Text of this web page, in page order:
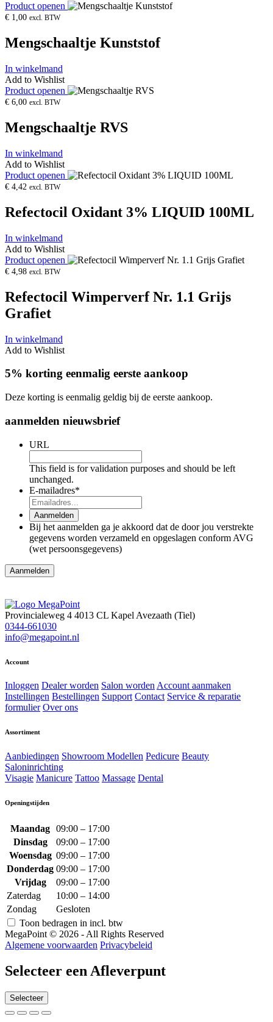
Product openen
€ 1,00 excl. BTW
Mengschaaltje Kunststof
In winkelmand
Add to Wishlist
Product openen
€ 6,00 excl. BTW
Mengschaaltje RVS
In winkelmand
Add to Wishlist
Product openen
€ 4,42 excl. BTW
Refectocil Oxidant 3% LIQUID 100ML
In winkelmand
Add to Wishlist
Product openen
€ 4,98 excl. BTW
Refectocil Wimperverf Nr. 1.1 Grijs
Grafiet
In winkelmand
Add to Wishlist
5% korting eenmalig eerste aankoop
Deze korting is eenmalig geldig bij de eerste aankoop.
aanmelden nieuwsbrief
URL
This field is for validation purposes and should be left
unchanged.
E-mailadres*
Aanmelden
Bij het aanmelden ga je akkoord dat de door jou verstrekte
gegevens worden verzameld en opgeslagen conform AVG
(wet persoonsgegevens)
Aanmelden
Provincialeweg 4 4013 CL Kapel Avezaath (Tiel)
0344-661030
info@megapoint.nl
Account
Inloggen Dealer worden Salon wordenAccount aanmaken
Instellingen Bestellingen Support Contact Service & reparatie
formulier Over ons
Assortiment
Aanbiedingen Showroom Modellen Pedicure Beauty
Saloninrichting
Visagie Manicure Tattoo Massage Dental
Openingstijden
Maandag 09:00 – 17:00
Dinsdag
09:00 – 17:00
Woensdag 09:00 – 17:00
Donderdag 09:00 – 17:00
Vrijdag
09:00 – 17:00
Zaterdag
10:00 – 14:00
Zondag
Gesloten
Toon bedragen in incl. btw
MegaPoint © 2026 - All Rights Reserved
Algemene voorwaarden Privacybeleid
Selecteer een Afleverpunt
Selecteer